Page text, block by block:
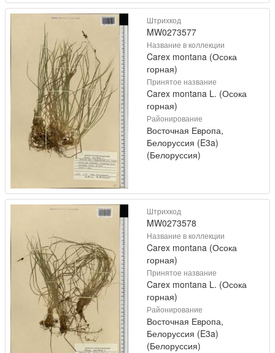
Штрихкод
MW0273577
Название в коллекции
Carex montana (Осока
горная)
Принятое название
Carex montana L. (Осока
горная)
Районирование
Восточная Европа,
Белоруссия (E3a)
(Белоруссия)
Штрихкод
MW0273578
Название в коллекции
Carex montana (Осока
горная)
Принятое название
Carex montana L. (Осока
горная)
Районирование
Восточная Европа,
Белоруссия (E3a)
(Белоруссия)